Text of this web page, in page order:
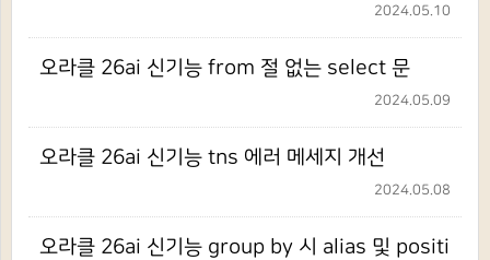
2024.05.10
오라클 26ai 신기능 from 절 없는 select 문
2024.05.09
오라클 26ai 신기능 tns 에러 메세지 개선
2024.05.08
오라클 26ai 신기능 group by 시 alias 및 positi